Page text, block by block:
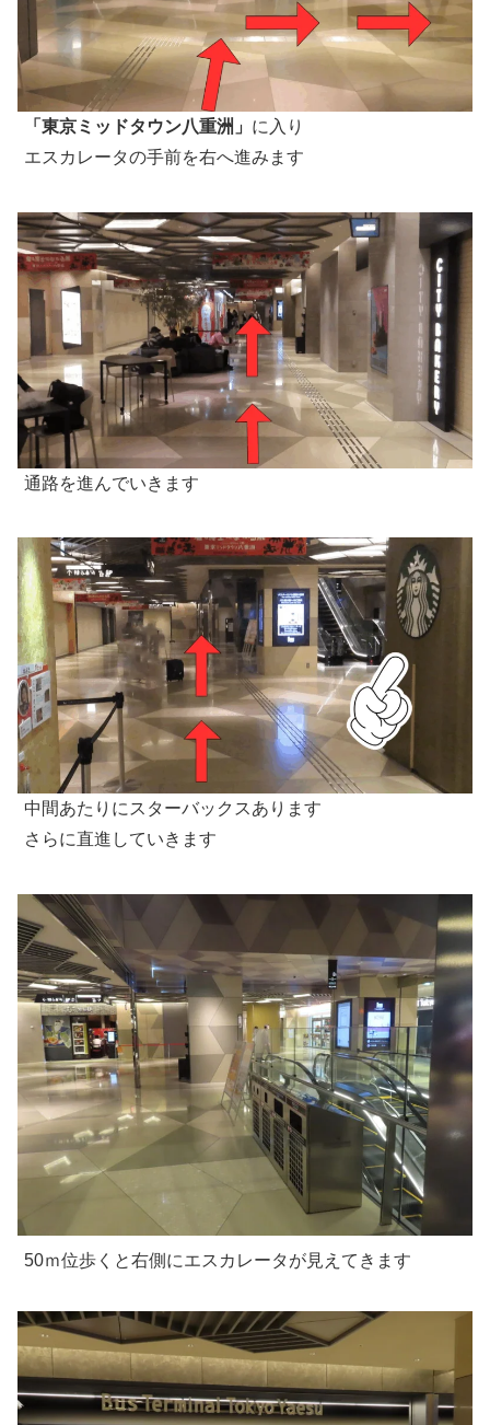
「東京ミッドタウン八重洲」 に入り
エスカレータの手前を右へ進みます
通路を進んでいきます
中間あたりにスターバックスあります
さらに直進していきます
50ｍ位歩くと右側にエスカレータが見えてきます